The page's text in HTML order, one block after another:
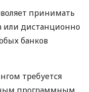
принимать
или дистанционно
банков
требуется